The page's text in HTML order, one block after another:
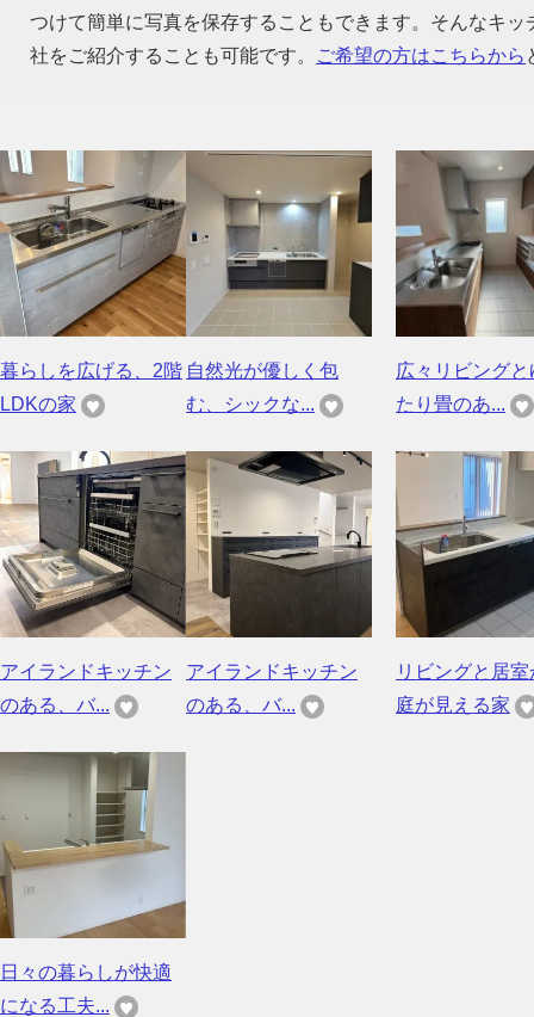
つけて簡単に写真を保存することもできます。そんなキ
社をご紹介することも可能です。
ご希望の方はこちらから
暮らしを広げる、2階
LDKの家
自然光が優しく包
む、シックな...
広々リビングと
たり畳のあ...
アイランドキッチン
のある、バ...
アイランドキッチン
のある、バ...
リビングと居室
庭が見える家
日々の暮らしが快適
になる工夫...